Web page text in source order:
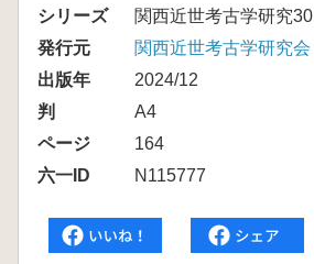
シリーズ
関西近世考古学研究30
発行元
関西近世考古学研究会
出版年
2024/12
判
A4
ページ
164
六一ID
N115777